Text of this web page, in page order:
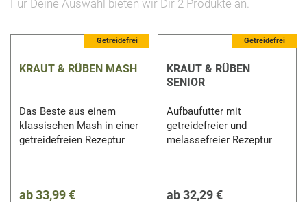
Für Deine Auswahl bieten wir Dir 2 Produkte an.
Getreidefrei
KRAUT & RÜBEN MASH
Das Beste aus einem
klassischen Mash in einer
getreidefreien Rezeptur
ab33,99 €
Getreidefrei
5 %
KRAUT & RÜBEN
SENIOR
Aufbaufutter mit
getreidefreier und
melassefreier Rezeptur
ab32,29 €